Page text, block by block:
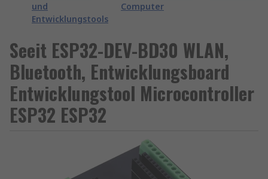
und
Entwicklungstools
Computer
Seeit ESP32-DEV-BD30 WLAN,
Bluetooth, Entwicklungsboard
Entwicklungstool Microcontroller
ESP32 ESP32